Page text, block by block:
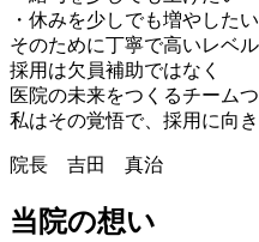
・休みを少しでも増やしたい
そのために丁寧で高いレベ
採用は欠員補助ではなく
医院の未来をつくるチームつ
私はその覚悟で、採用に向き
院長 吉田 真治
当院の想い